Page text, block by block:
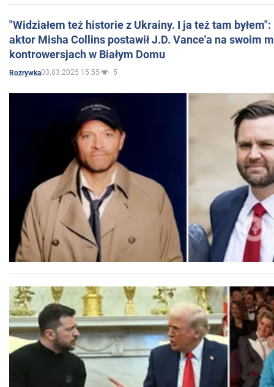
"Widziałem też historie z Ukrainy. I ja też tam
aktor Misha Collins postawił J.D. Vance'a na swoim
kontrowersjach w Białym Domu
Rozrywka03.03.2025 15:55 5